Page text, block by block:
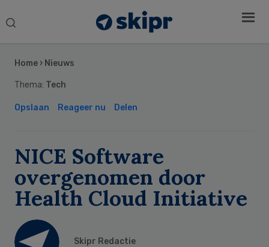
Search
Home › Nieuws
Thema: Tech
Opslaan Reageer nu Delen
NICE Software
overgenomen door
Health Cloud Initiative
Skipr Redactie
Sidebar